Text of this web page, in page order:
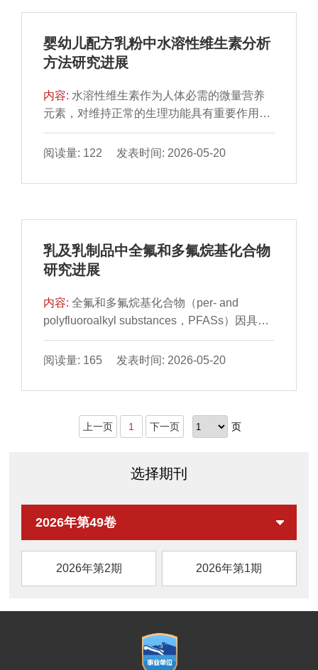
功能特性改性这一目标，系统综述水解与交联
性，糖基化、磷酸化（去磷酸化）和酰化（去
酰化）等化学改性及协同改性4 类技术，从作
讨。同时，结合当前研究进展，也指出该领域
仍面临的挑战，如化学改性可能带来试剂残
留、酶制剂成本较高、单一物理改性效果有限
及分子层面的构效关系尚未完全阐明等。最后
值化利用提供理论依据和技术支持。
婴幼儿配方乳粉中水溶性维生素分析
方法研究进展
内容: 水溶性维生素作为人体必需的微量营养
元素，对维持正常的生理功能具有重要作用，
其缺乏可能导致代谢紊乱及相关的健康问题。
婴幼儿配方乳粉通过营养强化技术科学添加这
支持其健康成长与生理功能发育。由于婴幼儿
定性，对婴幼儿配方乳粉中的多种水溶性维生
阐述近几年婴幼儿配方乳粉中水溶性维生素的
蛋白质沉淀法、酸解法和酶解法等提取分离技
法等检测方法的最新研究进展，并对目前各个
提取及分离技术和相关检测方法进行探讨和展
望，以期为相关研究提供参考和依据。
阅读量: 122 发表时间: 2026-05-20
乳及乳制品中全氟和多氟烷基化合物
研究进展
内容:全氟和多氟烷基化合物（per- and
polyfluoroalkyl substances，PFASs）因具有
化学惰性和生物蓄积特性，已成为乳及乳制品
中潜在的健康风险因素。本文系统综述PFASs
及污染控制策略。首先，乳制品样品前处理技
QuEChERS（quick, easy, cheap, effective,
用，配合液相色谱-串联质谱及高分辨质谱技
其次，PFASs通过“环境-饲料-奶牛-牛乳”体系
在显著差异，其在奶牛体内主要以血清蛋白结
合形式分布，部分新型PFASs存在生物转化不
确定性。在乳制品加工过程中，热处理及接触
构成综合污染防控策略，为降低乳制品中
PFASs暴露提供科学依据。本文旨在为乳制品
阅读量: 165 发表时间: 2026-05-20
上一页 1 下一页 页
选择期刊
2026年第49卷
2026年第2期 2026年第1期